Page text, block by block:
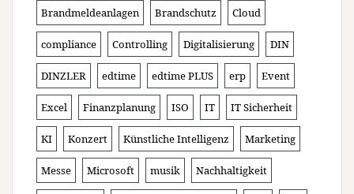
Brandmeldeanlagen Brandschutz Cloud
compliance Controlling Digitalisierung DIN
DINZLER edtime edtime PLUS erp Event
Excel Finanzplanung ISO IT IT Sicherheit
KI Konzert Künstliche Intelligenz Marketing
Messe Microsoft musik Nachhaltigkeit